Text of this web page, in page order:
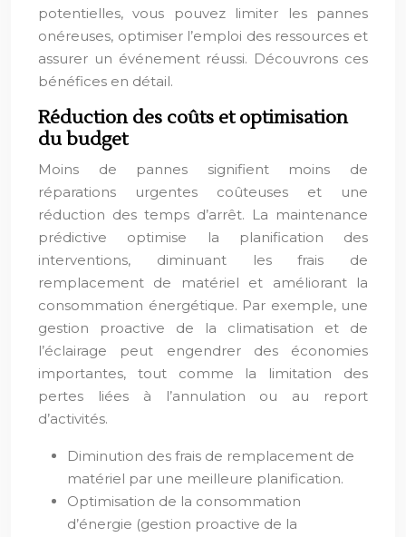
potentielles, vous pouvez limiter les pannes
onéreuses, optimiser l’emploi des ressources et
assurer un événement réussi. Découvrons ces
bénéfices en détail.
Réduction des coûts et optimisation
du budget
Moins de pannes signifient moins de
réparations urgentes coûteuses et une
réduction des temps d’arrêt. La maintenance
prédictive optimise la planification des
interventions, diminuant les frais de
remplacement de matériel et améliorant la
consommation énergétique. Par exemple, une
gestion proactive de la climatisation et de
l’éclairage peut engendrer des économies
importantes, tout comme la limitation des
pertes liées à l’annulation ou au report
d’activités.
Diminution des frais de remplacement de
matériel par une meilleure planification.
Optimisation de la consommation
d’énergie (gestion proactive de la